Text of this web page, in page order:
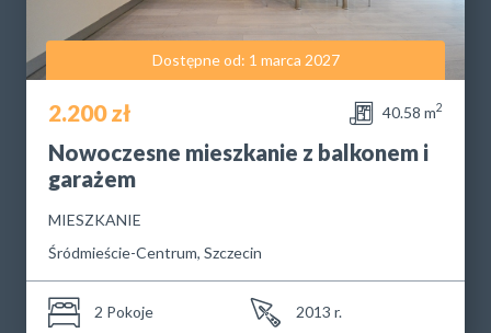
Dostępne od: 1 marca 2027
2.200 zł 40.58 m2
Nowoczesne mieszkanie z balkonem i
garażem
MIESZKANIE
Śródmieście-Centrum, Szczecin
2 Pokoje 2013 r.